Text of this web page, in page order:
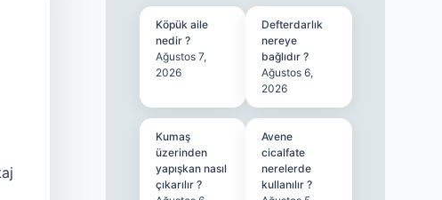
Köpük aile
nedir ?
Ağustos 7,
2026
Defterdarlık
nereye
bağlıdır ?
Ağustos 6,
2026
Kumaş
üzerinden
yapışkan nasıl
çıkarılır ?
Avene
cicalfate
nerelerde
kullanılır ?